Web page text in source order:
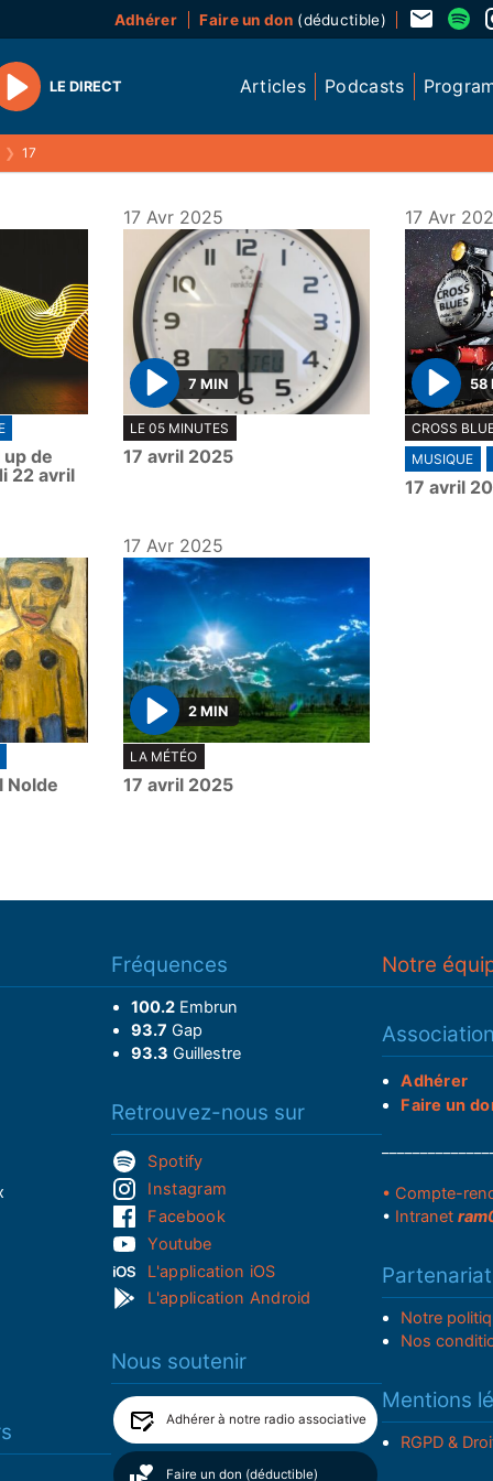
Adhérer Faire un don(déductible)
Play
LE DIRECT Articles Podcasts
❯ 17
up de
22 avril
17 Avr 2025
P
l
a
7 MIN
LE 05 MINUTES
17 avril 2025
17 Avr
P
l
a
y
58
CROSS
MUSIQUE
17 avril
Nolde
17 Avr 2025
P
l
a
2 MIN
LA MÉTÉO
17 avril 2025
Fréquences
100.2Embrun
93.7 Gap
93.3 Guillestre
Retrouvez-nous sur
Spotify
Instagram
Facebook
Youtube
L'application iOS
L'application Android
Nous soutenir
Adhérer à notre radio associative
Faire un don (déductible)
Notre
Adhérer
Faire un
• Compte-
• Intranet
Notre
Nos
Mentions
RGPD &